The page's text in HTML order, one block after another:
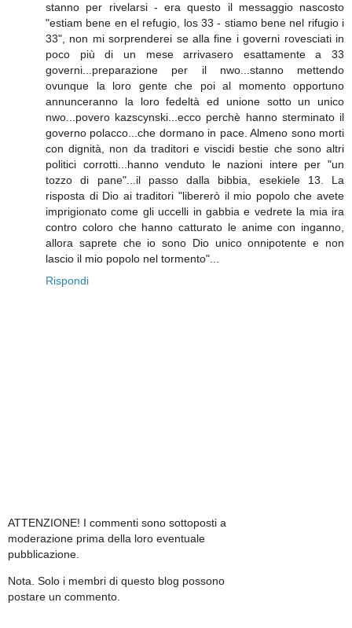
stanno per rivelarsi - era questo il messaggio nascosto
"estiam bene en el refugio, los 33 - stiamo bene nel rifugio i
33", non mi sorprenderei se alla fine i governi rovesciati in
poco più di un mese arrivasero esattamente a 33
governi...preparazione per il nwo...stanno mettendo
ovunque la loro gente che poi al momento opportuno
annunceranno la loro fedeltà ed unione sotto un unico
nwo...povero kazscynski...ecco perchè hanno sterminato il
governo polacco...che dormano in pace. Almeno sono morti
con dignità, non da traditori e viscidi bestie che sono altri
politici corrotti...hanno venduto le nazioni intere per "un
tozzo di pane"...il passo dalla bibbia, esekiele 13. La
risposta di Dio ai traditori "libererò il mio popolo che avete
imprigionato come gli uccelli in gabbia e vedrete la mia ira
contro coloro che hanno catturato le anime con inganno,
allora saprete che io sono Dio unico onnipotente e non
lascio il mio popolo nel tormento"...
Rispondi
ATTENZIONE! I commenti sono sottoposti a
moderazione prima della loro eventuale
pubblicazione.
Nota. Solo i membri di questo blog possono
postare un commento.